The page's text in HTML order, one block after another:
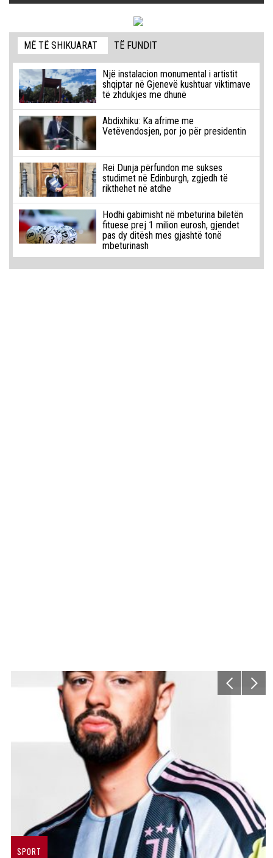
MË TË SHIKUARAT TË FUNDIT
Një instalacion monumental i artistit
shqiptar në Gjenevë kushtuar viktimave
të zhdukjes me dhunë
Abdixhiku: Ka afrime me
Vetëvendosjen, por jo për presidentin
Rei Dunja përfundon me sukses
studimet në Edinburgh, zgjedh të
rikthehet në atdhe
Hodhi gabimisht në mbeturina biletën
fituese prej 1 milion eurosh, gjendet
pas dy ditësh mes gjashtë tonë
mbeturinash
SPORT